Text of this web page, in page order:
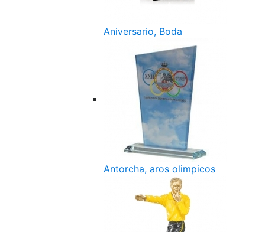
Aniversario, Boda
Antorcha, aros olimpicos